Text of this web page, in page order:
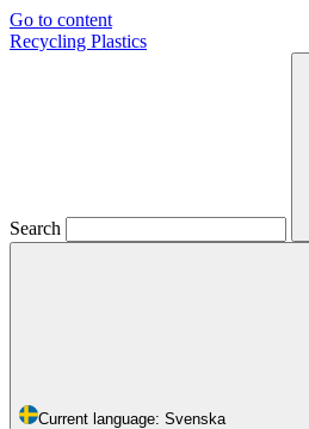
Go to content
Recycling Plastics
Search
Current language: Svenska